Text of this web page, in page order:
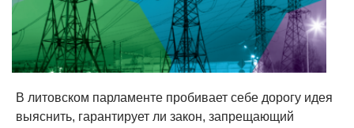
В литовском парламенте пробивает себе дорогу идея
выяснить, гарантирует ли закон, запрещающий